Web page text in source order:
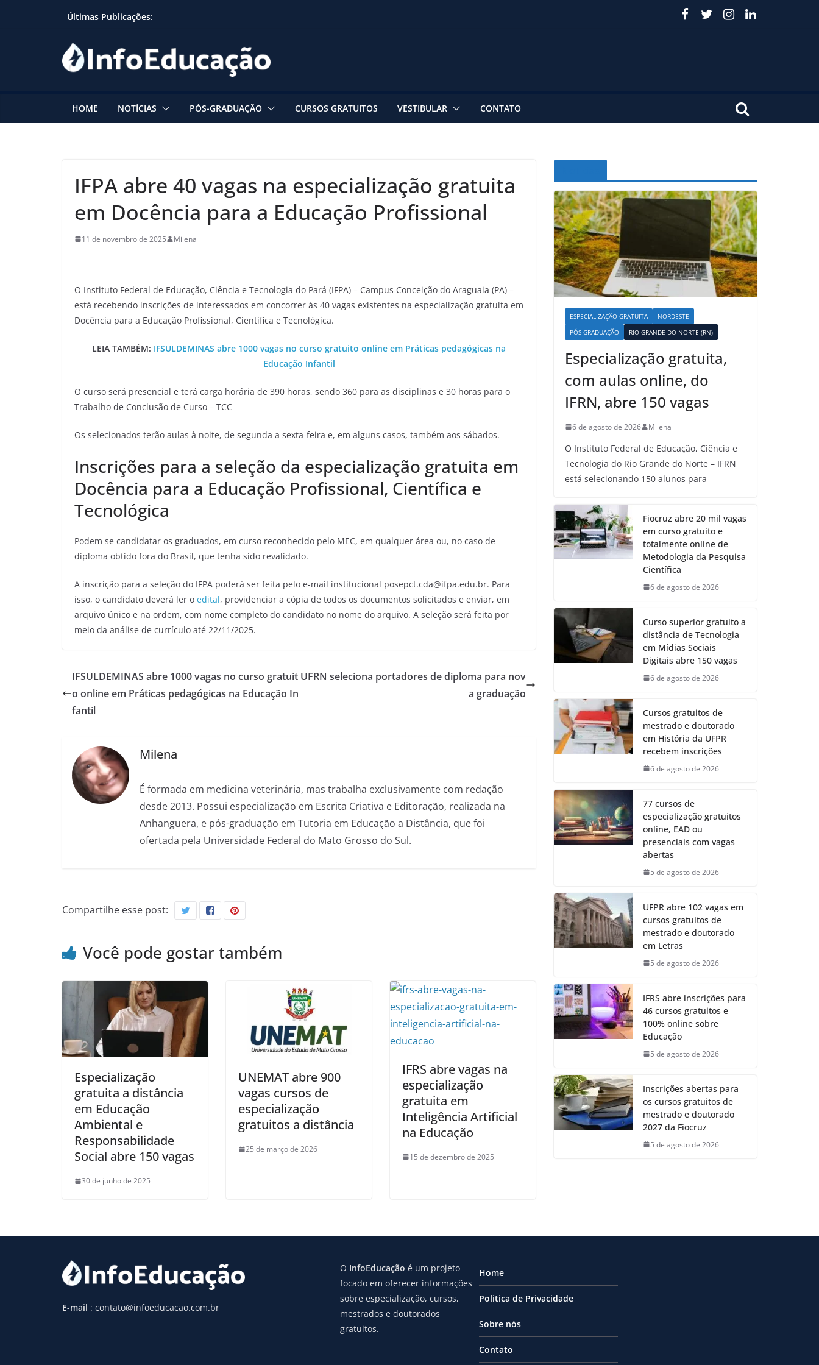
Últimas Publicações:
HOME NOTÍCIAS PÓS-GRADUAÇÃO CURSOS GRATUITOS VESTIBULAR CONTATO
IFPA abre 40 vagas na especialização gratuita
em Docência para a Educação Profissional
11 de novembro de 2025 Milena
O Instituto Federal de Educação, Ciência e Tecnologia do Pará (IFPA) – Campus Conceição do Araguaia (PA) –
está recebendo inscrições de interessados em concorrer às 40 vagas existentes na especialização gratuita em
Docência para a Educação Profissional, Científica e Tecnológica.
LEIA TAMBÉM: IFSULDEMINAS abre 1000 vagas no curso gratuito online em Práticas pedagógicas na
Educação Infantil
O curso será presencial e terá carga horária de 390 horas, sendo 360 para as disciplinas e 30 horas para o
Trabalho de Conclusão de Curso – TCC
Os selecionados terão aulas à noite, de segunda a sexta-feira e, em alguns casos, também aos sábados.
Inscrições para a seleção da especialização gratuita em
Docência para a Educação Profissional, Científica e
Tecnológica
Podem se candidatar os graduados, em curso reconhecido pelo MEC, em qualquer área ou, no caso de
diploma obtido fora do Brasil, que tenha sido revalidado.
A inscrição para a seleção do IFPA poderá ser feita pelo e-mail institucional posepct.cda@ifpa.edu.br. Para
isso, o candidato deverá ler o edital, providenciar a cópia de todos os documentos solicitados e enviar, em
arquivo único e na ordem, com nome completo do candidato no nome do arquivo. A seleção será feita por
meio da análise de currículo até 22/11/2025.
IFSULDEMINAS abre 1000 vagas no curso gratuit
o online em Práticas pedagógicas na Educação In
fantil
UFRN seleciona portadores de diploma para nov
a graduação
Milena
É formada em medicina veterinária, mas trabalha exclusivamente com redação
desde 2013. Possui especialização em Escrita Criativa e Editoração, realizada na
Anhanguera, e pós-graduação em Tutoria em Educação a Distância, que foi
ofertada pela Universidade Federal do Mato Grosso do Sul.
Compartilhe esse post:
Você pode gostar também
Especialização
gratuita a distância
em Educação
Ambiental e
Responsabilidade
Social abre 150 vagas
30 de junho de 2025
UNEMAT abre 900
vagas cursos de
especialização
gratuitos a distância
25 de março de 2026
IFRS abre vagas na
especialização
gratuita em
Inteligência Artificial
na Educação
15 de dezembro de 2025
ESPECIALIZAÇÃO GRATUITA
NORDESTE
PÓS-GRADUAÇÃO
RIO GRANDE DO NORTE (RN)
Especialização gratuita,
com aulas online, do
IFRN, abre 150 vagas
6 de agosto de 2026 Milena
O Instituto Federal de Educação, Ciência e
Tecnologia do Rio Grande do Norte – IFRN
está selecionando 150 alunos para
Fiocruz abre 20 mil vagas
em curso gratuito e
totalmente online de
Metodologia da Pesquisa
Científica
6 de agosto de 2026
Curso superior gratuito a
distância de Tecnologia
em Mídias Sociais
Digitais abre 150 vagas
6 de agosto de 2026
Cursos gratuitos de
mestrado e doutorado
em História da UFPR
recebem inscrições
6 de agosto de 2026
77 cursos de
especialização gratuitos
online, EAD ou
presenciais com vagas
abertas
5 de agosto de 2026
UFPR abre 102 vagas em
cursos gratuitos de
mestrado e doutorado
em Letras
5 de agosto de 2026
IFRS abre inscrições para
46 cursos gratuitos e
100% online sobre
Educação
5 de agosto de 2026
Inscrições abertas para
os cursos gratuitos de
mestrado e doutorado
2027 da Fiocruz
5 de agosto de 2026
E-mail : contato@infoeducacao.com.br
O InfoEducação é um projeto
focado em oferecer informações
sobre especialização, cursos,
mestrados e doutorados
gratuitos.
Home
Politica de Privacidade
Sobre nós
Contato